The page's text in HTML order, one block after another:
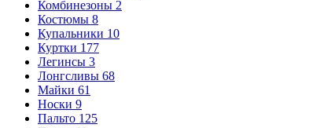
Комбинезоны 2
Костюмы 8
Купальники 10
Куртки 177
Легинсы 3
Лонгсливы 68
Майки 61
Носки 9
Пальто 125